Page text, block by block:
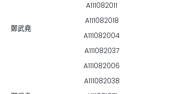
鄭武堯
A111082011
A111082018
A111082004
A111082037
A111082006
A111082038